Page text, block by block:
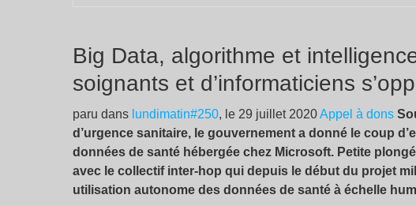
Big Data, algorithme et
soignants et d’informaticiens
paru dans lundimatin#250, le 29 juillet 2020Appel à dons
d’urgence sanitaire, le gouvernement a donné le coup
données de santé hébergée chez Microsoft. Petite
avec le collectif inter-hop qui depuis le début du projet
utilisation autonome des données de santé à échelle